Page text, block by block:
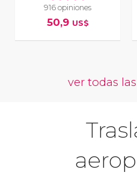
916 opiniones
50,9 US$
ver todas